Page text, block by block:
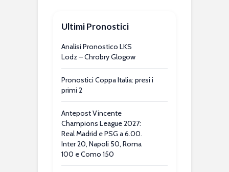
Ultimi Pronostici
Analisi Pronostico LKS
Lodz – Chrobry Glogow
Pronostici Coppa Italia: presi i
primi 2
Antepost Vincente
Champions League 2027:
Real Madrid e PSG a 6.00.
Inter 20, Napoli 50, Roma
100 e Como 150